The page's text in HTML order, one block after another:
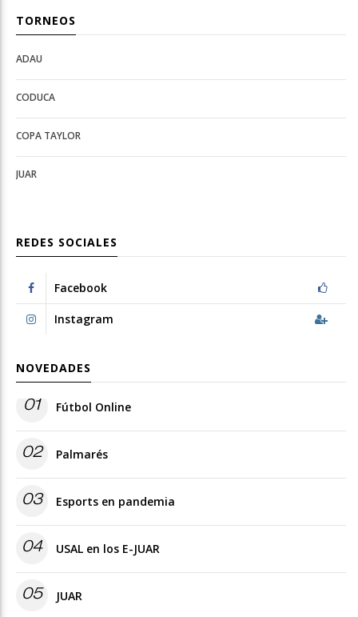
TORNEOS
Open
Deportes
configuration
options
Open
configuration
options
ADAU
CODUCA
COPA TAYLOR
JUAR
REDES SOCIALES
Facebook
Instagram
NOVEDADES
01 Fútbol Online
02 Palmarés
03 Esports en pandemia
04 USAL en los E-JUAR
05 JUAR